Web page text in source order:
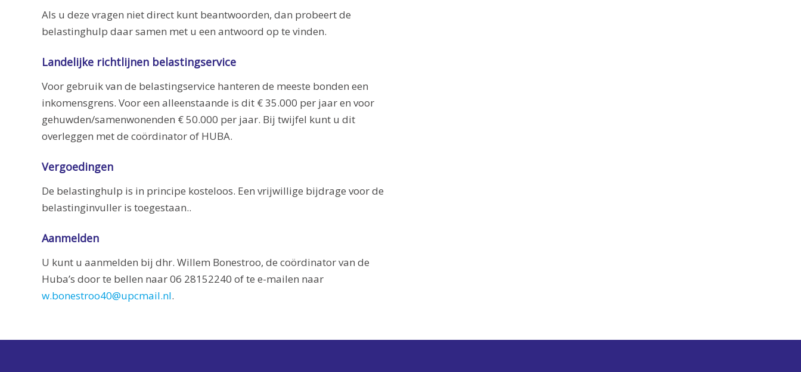
Als u deze vragen niet direct kunt beantwoorden, dan probeert de
belastinghulp daar samen met u een antwoord op te vinden.
Landelijke richtlijnen belastingservice
Voor gebruik van de belastingservice hanteren de meeste bonden een
inkomensgrens. Voor een alleenstaande is dit € 35.000 per jaar en voor
gehuwden/samenwonenden € 50.000 per jaar. Bij twijfel kunt u dit
overleggen met de coördinator of HUBA.
Vergoedingen
De belastinghulp is in principe kosteloos. Een vrijwillige bijdrage voor de
belastinginvuller is toegestaan..
Aanmelden
U kunt u aanmelden bij dhr. Willem Bonestroo, de coördinator van de
Huba’s door te bellen naar 06 28152240 of te e-mailen naar
w.bonestroo40@upcmail.nl.